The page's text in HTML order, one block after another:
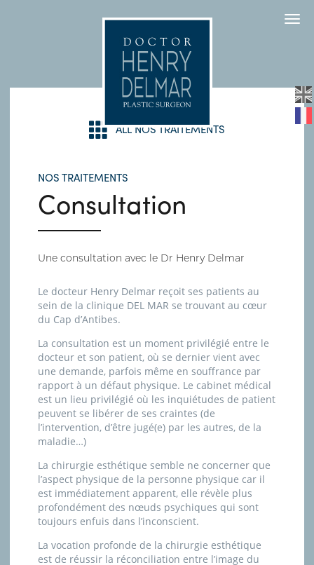
ALL NOS TRAITEMENTS
NOS TRAITEMENTS
Consultation
Une consultation avec le Dr Henry Delmar
Le docteur Henry Delmar reçoit ses patients au
sein de la clinique DEL MAR se trouvant au cœur
du Cap d’Antibes.
La consultation est un moment privilégié entre le
docteur et son patient, où se dernier vient avec
une demande, parfois même en souffrance par
rapport à un défaut physique. Le cabinet médical
est un lieu privilégié où les inquiétudes de patient
peuvent se libérer de ses craintes (de
l’intervention, d’être jugé(e) par les autres, de la
maladie…)
La chirurgie esthétique semble ne concerner que
l’aspect physique de la personne physique car il
est immédiatement apparent, elle révèle plus
profondément des nœuds psychiques qui sont
toujours enfuis dans l’inconscient.
La vocation profonde de la chirurgie esthétique
est de réussir la réconciliation entre l’image du